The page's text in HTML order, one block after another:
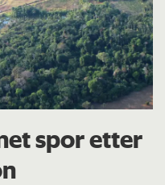
spor etter